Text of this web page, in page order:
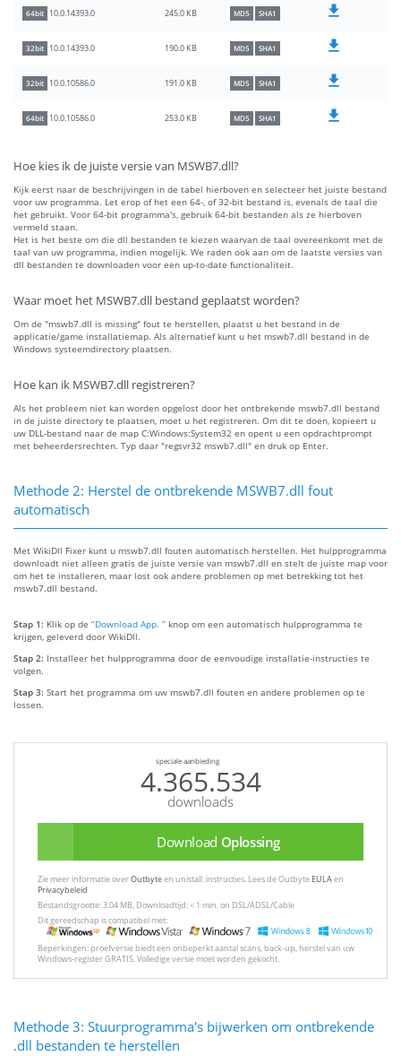
64bit 10.0.14393.0 245.0 KB MD5 SHA1
32bit 10.0.14393.0 190.0 KB MD5 SHA1
32bit 10.0.10586.0 191.0 KB MD5 SHA1
64bit 10.0.10586.0 253.0 KB MD5 SHA1
Hoe kies ik de juiste versie van MSWB7.dll?
Kijk eerst naar de beschrijvingen in de tabel hierboven en selecteer het juiste bestand
voor uw programma. Let erop of het een 64-, of 32-bit bestand is, evenals de taal die
het gebruikt. Voor 64-bit programma's, gebruik 64-bit bestanden als ze hierboven
vermeld staan.
Het is het beste om die dll bestanden te kiezen waarvan de taal overeenkomt met de
taal van uw programma, indien mogelijk. We raden ook aan om de laatste versies van
dll bestanden te downloaden voor een up-to-date functionaliteit.
Waar moet het MSWB7.dll bestand geplaatst worden?
Om de "mswb7.dll is missing" fout te herstellen, plaatst u het bestand in de
applicatie/game installatiemap. Als alternatief kunt u het mswb7.dll bestand in de
Windows systeemdirectory plaatsen.
Hoe kan ik MSWB7.dll registreren?
Als het probleem niet kan worden opgelost door het ontbrekende mswb7.dll bestand
in de juiste directory te plaatsen, moet u het registreren. Om dit te doen, kopieert u
uw DLL-bestand naar de map C:Windows:System32 en opent u een opdrachtprompt
met beheerdersrechten. Typ daar "regsvr32 mswb7.dll" en druk op Enter.
Methode 2: Herstel de ontbrekende MSWB7.dll fout
automatisch
Met WikiDll Fixer kunt u mswb7.dll fouten automatisch herstellen. Het hulpprogramma
downloadt niet alleen gratis de juiste versie van mswb7.dll en stelt de juiste map voor
om het te installeren, maar lost ook andere problemen op met betrekking tot het
mswb7.dll bestand.
Stap 1: Klik op de “Download App. ” knop om een automatisch hulpprogramma te
krijgen, geleverd door WikiDll.
Stap 2: Installeer het hulpprogramma door de eenvoudige installatie-instructies te
volgen.
Stap 3: Start het programma om uw mswb7.dll fouten en andere problemen op te
lossen.
speciale aanbieding
4.365.534
downloads
Download Oplossing
Zie meer informatie overOutbyteen unistall :instructies. Lees de Outbyte EULAen
Privacybeleid
Bestandsgrootte: 3.04 MB, Downloadtijd: < 1 min. on DSL/ADSL/Cable
Dit gereedschap is compatibel met:
Beperkingen: proefversie biedt een onbeperkt aantal scans, back-up, herstel van uw
Windows-register GRATIS. Volledige versie moet worden gekocht.
Methode 3: Stuurprogramma's bijwerken om ontbrekende
.dll bestanden te herstellen